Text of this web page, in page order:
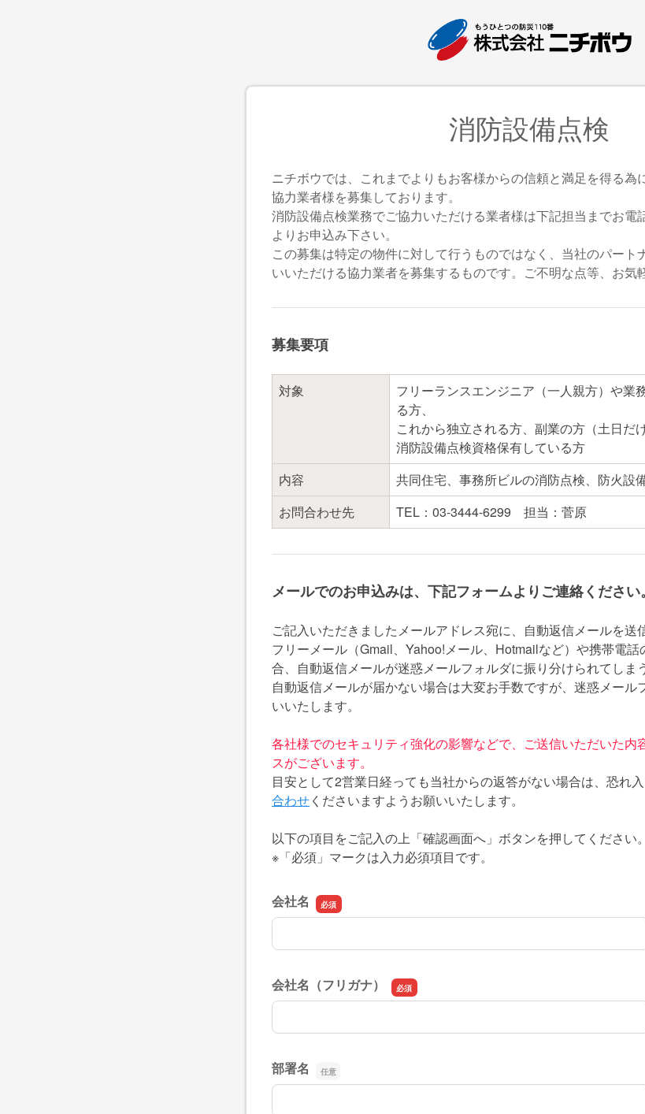
消防設備点検
ニチボウでは、これまでよりもお客様からの信頼と満足を得る為
協力業者様を募集しております。
消防設備点検業務でご協力いただける業者様は下記担当までお電
よりお申込み下さい。
この募集は特定の物件に対して行うものではなく、当社のパート
いいただける協力業者を募集するものです。ご不明な点等、お気
募集要項
対象
フリーランスエンジニア（一人親方）や業
る方、
これから独立される方、副業の方（土日だ
消防設備点検資格保有している方
内容
共同住宅、事務所ビルの消防点検、防火設
お問合わせ先
TEL：03-3444-6299 担当：菅原
メールでのお申込みは、下記フォームよりご連絡ください。
ご記入いただきましたメールアドレス宛に、自動返信メールを送
フリーメール（Gmail、Yahoo!メール、Hotmailなど）や携帯電
合、自動返信メールが迷惑メールフォルダに振り分けられてしま
自動返信メールが届かない場合は大変お手数ですが、迷惑メール
いいたします。
各社様でのセキュリティ強化の影響などで、ご送信いただいた内
スがございます。
目安として2営業日経っても当社からの返答がない場合は、恐れ
合わせくださいますようお願いいたします。
以下の項目をご記入の上「確認画面へ」ボタンを押してください。
※「必須」マークは入力必須項目です。
会社名
会社名
会社名（フリガナ）
会社名（フリガナ）
部署名
部署名